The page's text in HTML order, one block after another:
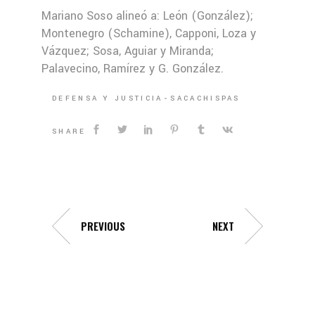
Mariano Soso alineó a: León (González);
Montenegro (Schamine), Capponi, Loza y
Vázquez; Sosa, Aguiar y Miranda;
Palavecino, Ramírez y G. González.
DEFENSA Y JUSTICIA SACACHISPAS
SHARE
PREVIOUS NEXT